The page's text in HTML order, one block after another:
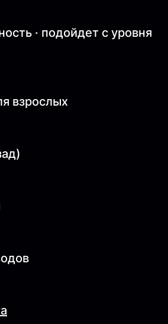
· подойдет с уровня
взрослых